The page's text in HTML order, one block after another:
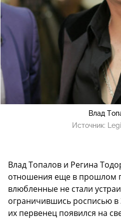
Влад
Источник:
Влад Топалов и Регина
отношения еще в прошлом
влюбленные не стали
ограничившись росписью в
их первенец появился на